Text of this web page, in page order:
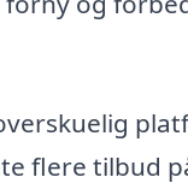
flere tilbud